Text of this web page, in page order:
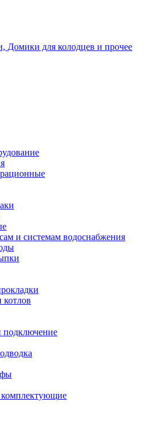
Домики для колодцев и прочее
и системам водоснабжения
подключение
комплектующие